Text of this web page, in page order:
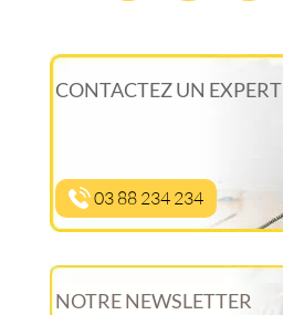
CONTACTEZ UN EXPERT
03 88 234 234
NOTRE NEWSLETTER